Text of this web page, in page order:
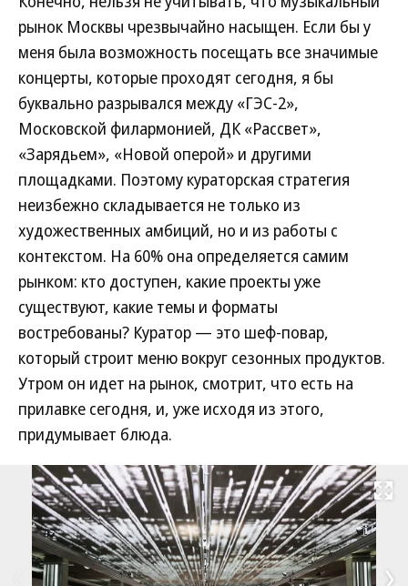
рынок Москвы чрезвычайно насыщен. Если бы у
меня была возможность посещать все значимые
концерты, которые проходят сегодня, я бы
буквально разрывался между «ГЭС-2»,
Московской филармонией, ДК «Рассвет»,
«Зарядьем», «Новой оперой» и другими
площадками. Поэтому кураторская стратегия
неизбежно складывается не только из
художественных амбиций, но и из работы с
контекстом. На 60% она определяется самим
рынком: кто доступен, какие проекты уже
существуют, какие темы и форматы
востребованы? Куратор — это шеф-повар,
который строит меню вокруг сезонных продуктов.
Утром он идет на рынок, смотрит, что есть на
прилавке сегодня, и, уже исходя из этого,
придумывает блюда.
Развернуть